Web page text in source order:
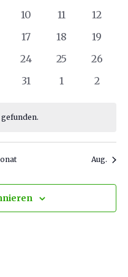
0
10
0
11
0
12
0
17
0
18
0
19
0
24
0
25
0
26
0
31
0
1
0
2
Aug.